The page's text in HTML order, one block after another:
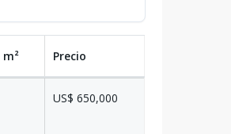
m² Precio
US$ 650,000